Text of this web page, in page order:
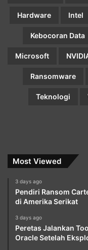
Hardware Intel
Kebocoran Data
Microsoft
Ransomware
Teknologi
Most Viewed
3 days ago
Pendiri Ransom
di Amerika Serikat
3 days ago
Peretas Jalankan
Oracle Setelah